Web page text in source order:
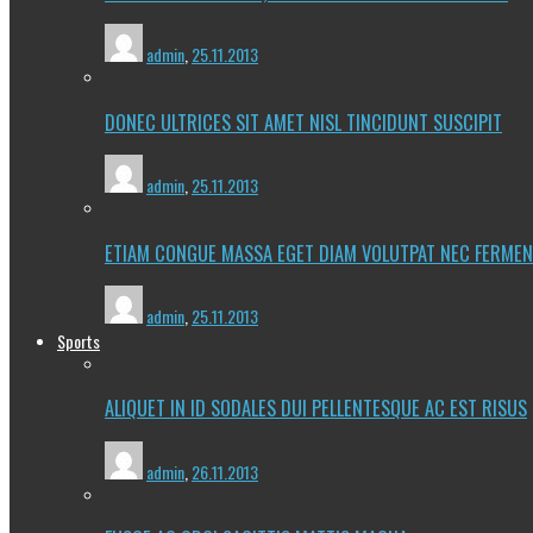
admin,25.11.2013
DONEC ULTRICES SIT AMET NISL TINCIDUNT SUSCIPIT
admin 25.11.2013
ETIAM CONGUE MASSA EGET DIAM VOLUTPAT NEC
admin 25.11.2013
Sports
ALIQUET IN ID SODALES DUI PELLENTESQUE AC EST RISUS
admin 26.11.2013